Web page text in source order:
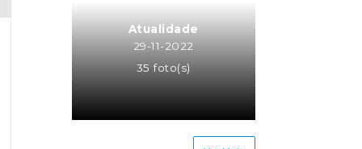
Atualidade
29-11-2022
35 foto(s)